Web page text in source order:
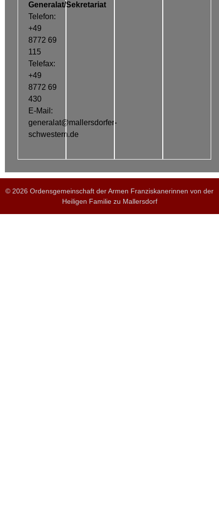
Generalat/Sekretariat
Telefon:
+49
8772 69
115
Telefax:
+49
8772 69
430
E-Mail:
generalat@mallersdorfer-
schwestern.de
© 2026 Ordensgemeinschaft der Armen Franziskanerinnen von der
Heiligen Familie zu Mallersdorf